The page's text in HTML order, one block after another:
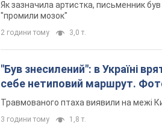
Як зазначила артистка, письменник
"промили мозок"
2 години тому 3,0 т.
"Був знесилений": в Україні
себе нетиповий маршрут.
Травмованого птаха виявили на межі
3 години тому 1,8 т.